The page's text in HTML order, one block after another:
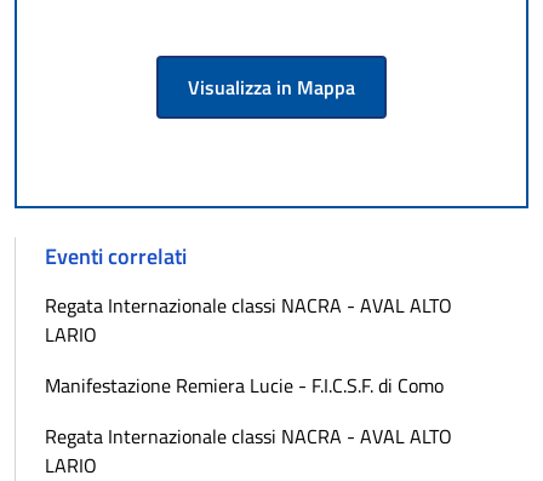
Visualizza in Mappa
Eventi correlati
Regata Internazionale classi NACRA - AVAL ALTO
LARIO
Manifestazione Remiera Lucie - F.I.C.S.F. di Como
Regata Internazionale classi NACRA - AVAL ALTO
LARIO